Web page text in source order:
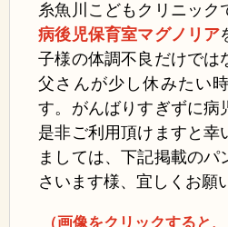
糸魚川こどもクリニック
病後児保育室マグノリア
子様の体調不良だけでは
父さんが少し休みたい
す。がんばりすぎずに病
是非ご利用頂けますと幸
ましては、下記掲載のパ
さいます様、宜しくお願
（画像をクリックすると